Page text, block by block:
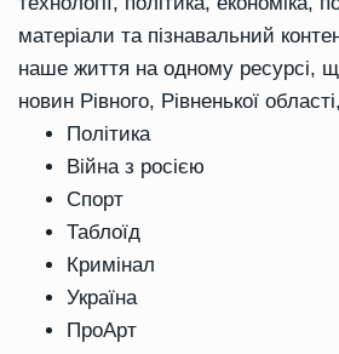
матеріали та пізнавальний
наше життя на одному ресурсі,
новин Рівного, Рівненької
Політика
Війна з росією
Спорт
Таблоїд
Кримінал
Україна
ПроАрт